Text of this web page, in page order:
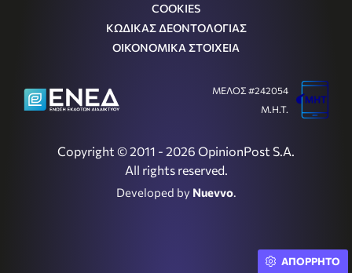
COOKIES
ΚΩΔΙΚΑΣ ΔΕΟΝΤΟΛΟΓΙΑΣ
ΟΙΚΟΝΟΜΙΚΑ ΣΤΟΙΧΕΙΑ
Copyright © 2011 - 2026 OpinionPost S.A.
All rights reserved.
Developed by Nuevvo.
ΜΕΛΟΣ #242054
Μ.Η.Τ.
ΑΠΟΡΡΗΤΟ